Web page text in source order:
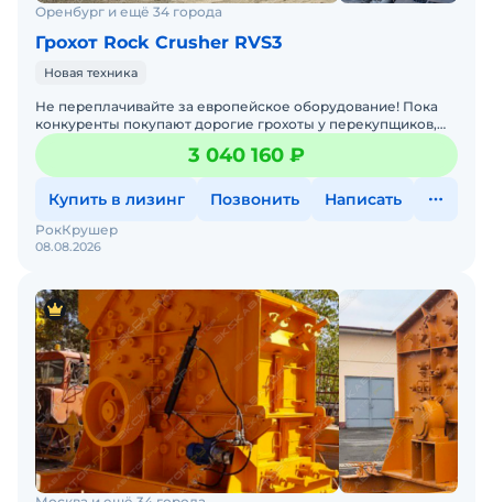
НАДО ВСЕГО ЛИШЬ ПОЗВОНИТЬ!
P.S. Каждый день промедления — это упущенная
прибыль в 50 000 руб. Ваши конкуренты уже
Оренбург и ещё 34 города
Грохот Rock Crusher RVS3
Новая техника
Не переплачивайте за европейское оборудование! Пока
конкуренты покупают дорогие грохоты у перекупщиков,
вы можете сэкономить и заработать больше. Выгода от Ro
3 040 160 ₽
Купить в лизинг Позвонить Написать
08.08.2026
РокКрушер